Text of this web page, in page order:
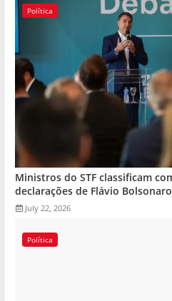
Política
Ministros do STF classificam
declarações de Flávio
July 22, 2026
Política